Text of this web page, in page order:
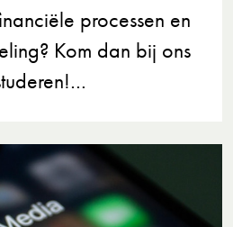
processen en
Kom dan bij ons